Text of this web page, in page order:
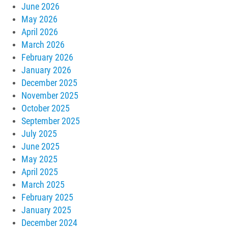
June 2026
May 2026
April 2026
March 2026
February 2026
January 2026
December 2025
November 2025
October 2025
September 2025
July 2025
June 2025
May 2025
April 2025
March 2025
February 2025
January 2025
December 2024